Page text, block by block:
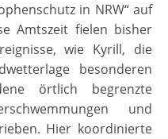
in NRW“ auf
Amtszeit fielen bisher
wie Kyrill, die
besonderen
örtlich begrenzte
und
Hier koordinierte